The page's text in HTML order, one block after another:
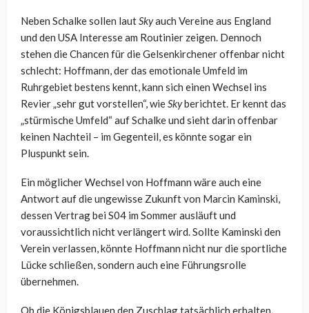
Neben Schalke sollen lautSkyauch Vereine aus England
und den USA Interesse am Routinier zeigen. Dennoch
stehen die Chancen für die Gelsenkirchener offenbar nicht
schlecht: Hoffmann, der das emotionale Umfeld im
Ruhrgebiet bestens kennt, kann sich einen Wechsel ins
Revier „sehr gut vorstellen“, wieSkyberichtet. Er kennt das
„stürmische Umfeld“ auf Schalke und sieht darin offenbar
keinen Nachteil – im Gegenteil, es könnte sogar ein
Pluspunkt sein.
Ein möglicher Wechsel von Hoffmann wäre auch eine
Antwort auf die ungewisse Zukunft von Marcin Kaminski,
dessen Vertrag bei S04 im Sommer ausläuft und
voraussichtlich nicht verlängert wird. Sollte Kaminski den
Verein verlassen, könnte Hoffmann nicht nur die sportliche
Lücke schließen, sondern auch eine Führungsrolle
übernehmen.
Ob die Königsblauen den Zuschlag tatsächlich erhalten,